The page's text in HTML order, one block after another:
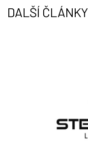
DALŠÍ ČLÁNKY